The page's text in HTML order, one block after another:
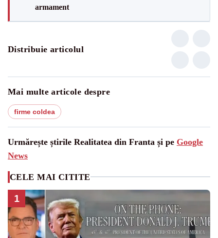
armament
Distribuie articolul
Mai multe articole despre
firme coldea
Urmărește știrile Realitatea din Franta și pe Google
News
CELE MAI CITITE
1